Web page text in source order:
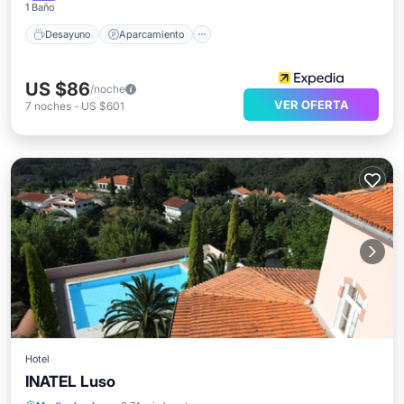
1 Baño
Desayuno Aparcamiento
US $86/noche
7 noches - US $601 VER OFERTA
Hotel
INATEL Luso